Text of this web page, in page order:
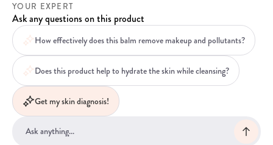
YOUR EXPERT
Ask any questions on this product
How effectively does this balm remove makeup and pollutants?
Does this product help to hydrate the skin while cleansing?
Get my skin diagnosis!